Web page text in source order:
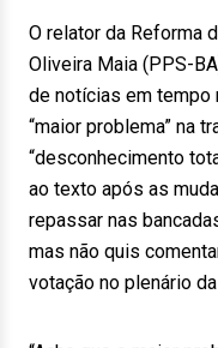
O relator da Reforma
Oliveira Maia (PPS-
de notícias em tempo
“maior problema” na
“desconhecimento
ao texto após as
repassar nas
mas não quis
votação no plenário